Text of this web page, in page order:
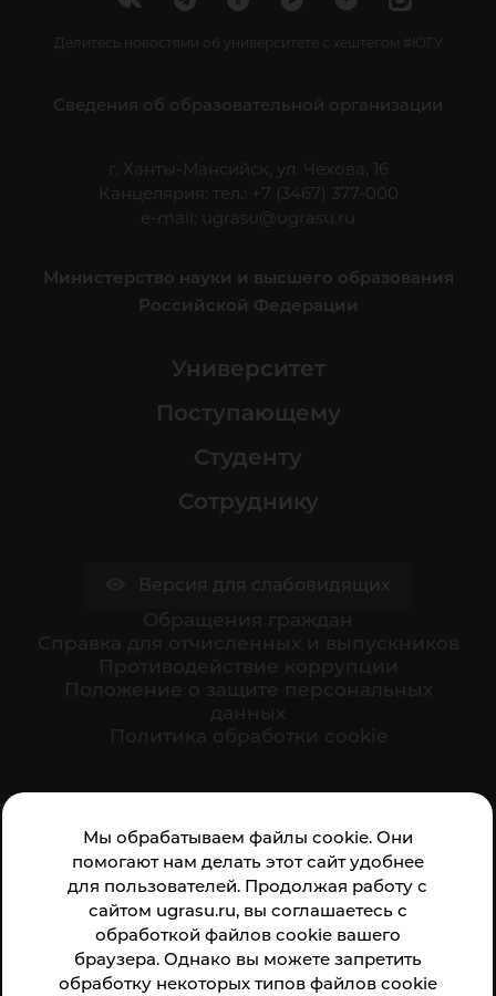
Мы обрабатываем файлы cookie. Они
помогают нам делать этот сайт удобнее
для пользователей. Продолжая работу с
сайтом ugrasu.ru, вы соглашаетесь с
обработкой файлов cookie вашего
браузера. Однако вы можете запретить
обработку некоторых типов файлов cookie
Делитесь новостями об университете с хештегом #ЮГУ
Сведения об образовательной организации
г. Ханты-Мансийск, ул. Чехова, 16
Канцелярия: тел.: +7 (3467) 377-000
e-mail:
ugrasu@ugrasu.ru
Министерство науки и высшего образования
Российской Федерации
Университет
Поступающему
Студенту
Сотруднику
организации:
Анкета доступна по QR-коду, а так же по прямой